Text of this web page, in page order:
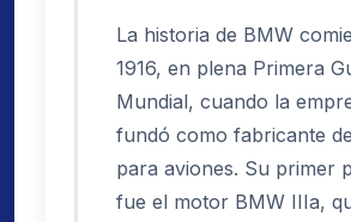
La historia de BMW
1916, en plena Primera
Mundial, cuando la
fundó como fabricante
para aviones. Su primer
fue el motor BMW IIIa,